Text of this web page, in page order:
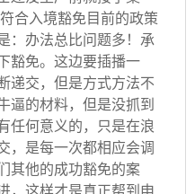
合入境豁免目前的政策
：办法总比问题多！承
豁免。这边要插播一
递交，但是方式方法不
逼的材料，但是没抓到
任何意义的，只是在浪
，是每一次都相应会调
其他的成功豁免的案